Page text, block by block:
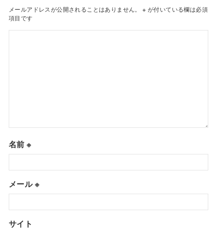
メールアドレスが公開されることはありません。 ※ が付いている欄は必須
項目です
名前※
メール※
サイト